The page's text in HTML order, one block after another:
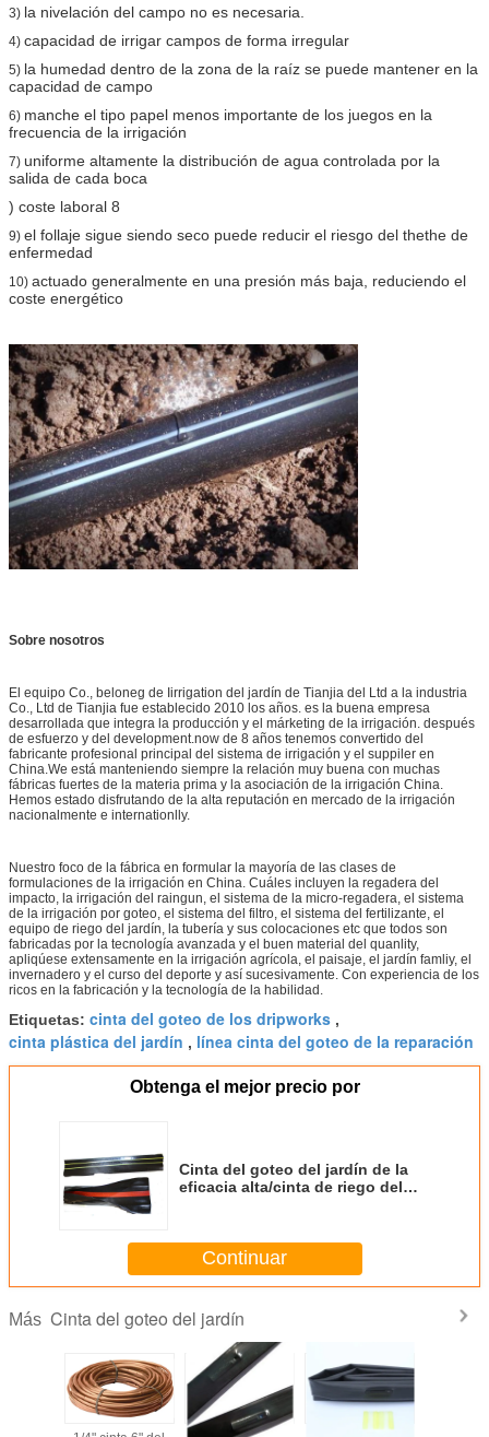
3) la nivelación del campo no es necesaria.
4) capacidad de irrigar campos de forma irregular
5) la humedad dentro de la zona de la raíz se puede mantener en la
capacidad de campo
6) manche el tipo papel menos importante de los juegos en la
frecuencia de la irrigación
7) uniforme altamente la distribución de agua controlada por la
salida de cada boca
) coste laboral 8
9) el follaje sigue siendo seco puede reducir el riesgo del thethe de
enfermedad
10) actuado generalmente en una presión más baja, reduciendo el
coste energético
Sobre nosotros
El equipo Co., beloneg de Iirrigation del jardín de Tianjia del Ltd a la industria
Co., Ltd de Tianjia fue establecido 2010 los años. es la buena empresa
desarrollada que integra la producción y el márketing de la irrigación. después
de esfuerzo y del development.now de 8 años tenemos convertido del
fabricante profesional principal del sistema de irrigación y el suppiler en
China.We está manteniendo siempre la relación muy buena con muchas
fábricas fuertes de la materia prima y la asociación de la irrigación China.
Hemos estado disfrutando de la alta reputación en mercado de la irrigación
nacionalmente e internationlly.
Nuestro foco de la fábrica en formular la mayoría de las clases de
formulaciones de la irrigación en China. Cuáles incluyen la regadera del
impacto, la irrigación del raingun, el sistema de la micro-regadera, el sistema
de la irrigación por goteo, el sistema del filtro, el sistema del fertilizante, el
equipo de riego del jardín, la tubería y sus colocaciones etc que todos son
fabricadas por la tecnología avanzada y el buen material del quanlity,
apliqúese extensamente en la irrigación agrícola, el paisaje, el jardín famliy, el
invernadero y el curso del deporte y así sucesivamente. Con experiencia de los
ricos en la fabricación y la tecnología de la habilidad.
Etiquetas: cinta del goteo de los dripworks ,
cinta plástica del jardín , línea cinta del goteo de la reparación
Obtenga el mejor precio por
Cinta del goteo del jardín de la
eficacia alta/cinta de riego del
Continuar
Más Cinta del goteo del jardín